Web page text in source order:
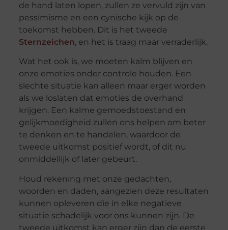
de hand laten lopen, zullen ze vervuld zijn van
pessimisme en een cynische kijk op de
toekomst hebben. Dit is het tweede
Sternzeichen, en het is traag maar verraderlijk.
Wat het ook is, we moeten kalm blijven en
onze emoties onder controle houden. Een
slechte situatie kan alleen maar erger worden
als we loslaten dat emoties de overhand
krijgen. Een kalme gemoedstoestand en
gelijkmoedigheid zullen ons helpen om beter
te denken en te handelen, waardoor de
tweede uitkomst positief wordt, of dit nu
onmiddellijk of later gebeurt.
Houd rekening met onze gedachten,
woorden en daden, aangezien deze resultaten
kunnen opleveren die in elke negatieve
situatie schadelijk voor ons kunnen zijn. De
tweede uitkomst kan erger zijn dan de eerste